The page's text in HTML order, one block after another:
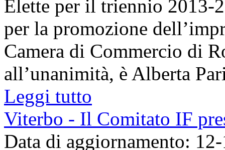
Elette per il triennio 2013-
per la promozione
Camera di Commercio di
all’unanimità, è Alberta
Leggi tutto
Viterbo - Il Comitato IF
Data di aggiornamento: